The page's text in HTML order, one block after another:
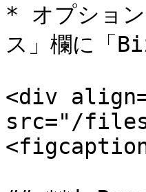
* オプション
ス」欄に「
<div
src="/files/